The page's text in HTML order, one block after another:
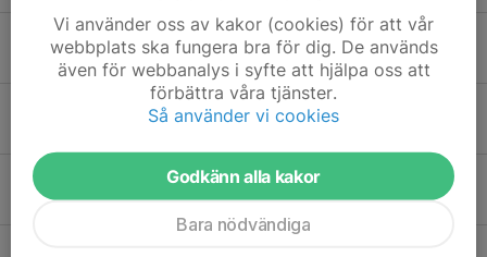
Skridskoskola & TKH
4 jul, 08:00
Andelslotteriet 15/6-2026
15 jun, 19:00 0
Vi använder oss av kakor (cookies) för att vår
webbplats ska fungera bra för dig. De används
även för webbanalys i syfte att hjälpa oss att
förbättra våra tjänster.
Så använder vi cookies
Godkänn alla kakor
Bara nödvändiga